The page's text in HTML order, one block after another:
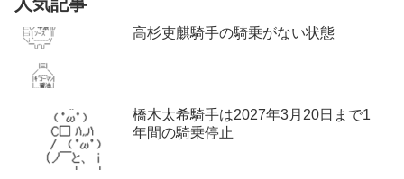
高杉吏麒騎手の騎乗がない状態
橋木太希騎手は2027年3月20日まで1
年間の騎乗停止